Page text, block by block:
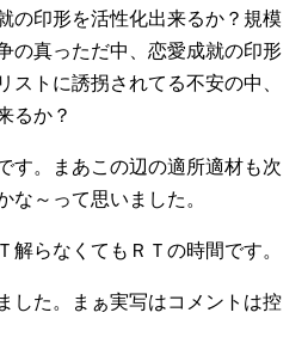
の印形を活性化出来るか？規模
の真っただ中、恋愛成就の印形
ストに誘拐されてる不安の中、
るか？
す。まあこの辺の適所適材も次
な～って思いました。
解らなくてもＲＴの時間です。
した。まぁ実写はコメントは控